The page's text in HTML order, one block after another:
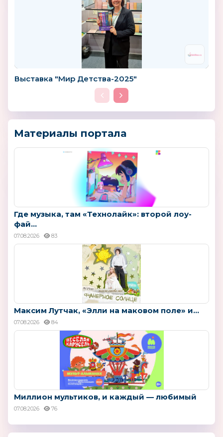
Выставка "Мир Детства-2025"
Материалы портала
Где музыка, там «Технолайк»: второй лоу-
фай...
07.08.2026 83
Максим Лутчак, «Элли на маковом поле» и...
07.08.2026 84
Миллион мультиков, и каждый — любимый
07.08.2026 76